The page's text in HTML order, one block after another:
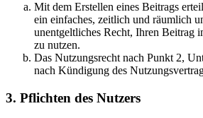
Mit dem Erstellen eines Beitrags
ein einfaches, zeitlich und räumlich
unentgeltliches Recht, Ihren Beitrag
zu nutzen.
Das Nutzungsrecht nach Punkt 2,
nach Kündigung des
3. Pflichten des Nutzers